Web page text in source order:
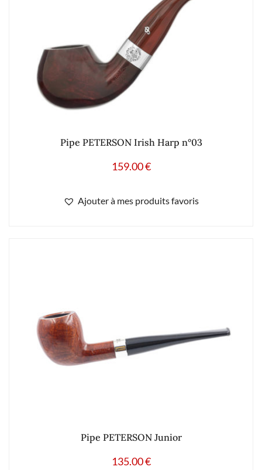
Pipe PETERSON Irish Harp n°03
159.00€
Ajouter à mes produits favoris
Pipe PETERSON Junior
135.00€